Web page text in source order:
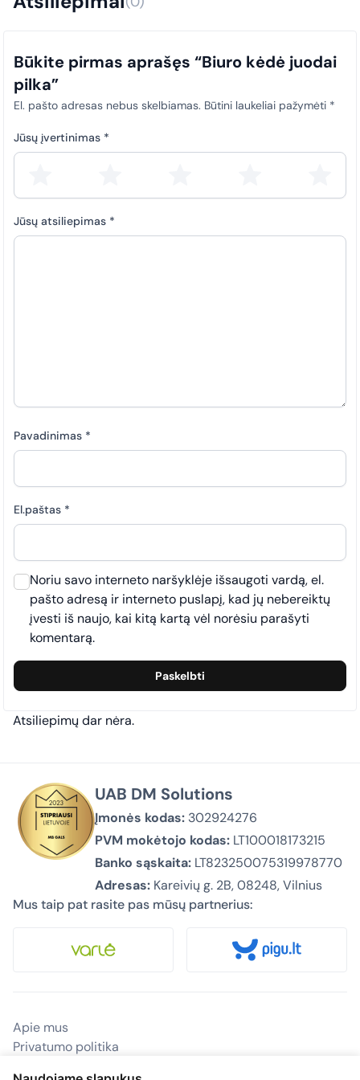
užtikrinti skaidrumą ir tinkamą atitiktį teisės aktų nuostatoms.
Atsiliepimų dar nėra.
Būkite pirmas aprašęs “Biuro kėdė juodai
pilka”
El. pašto adresas nebus skelbiamas. Būtini laukeliai pažymėti *
Jūsų įvertinimas *
Jūsų atsiliepimas *
Pavadinimas *
El.paštas *
Noriu savo interneto naršyklėje išsaugoti vardą, el.
pašto adresą ir interneto puslapį, kad jų nebereiktų
įvesti iš naujo, kai kitą kartą vėl norėsiu parašyti
komentarą.
UAB DM Solutions
Įmonės kodas: 302924276
PVM mokėtojo kodas: LT100018173215
Banko sąskaita: LT823250075319978770
Adresas: Kareivių g. 2B, 08248, Vilnius
Mus taip pat rasite pas mūsų partnerius:
Apie mus
Privatumo politika